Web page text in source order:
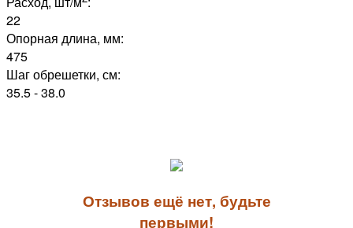
22
Опорная длина, мм:
475
Шаг обрешетки, см:
35.5 - 38.0
Отзывов ещё нет, будьте
первыми!